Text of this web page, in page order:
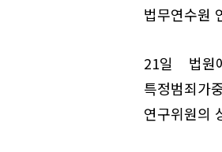
법무연수원
21일 법
특정범죄가
연구위원의